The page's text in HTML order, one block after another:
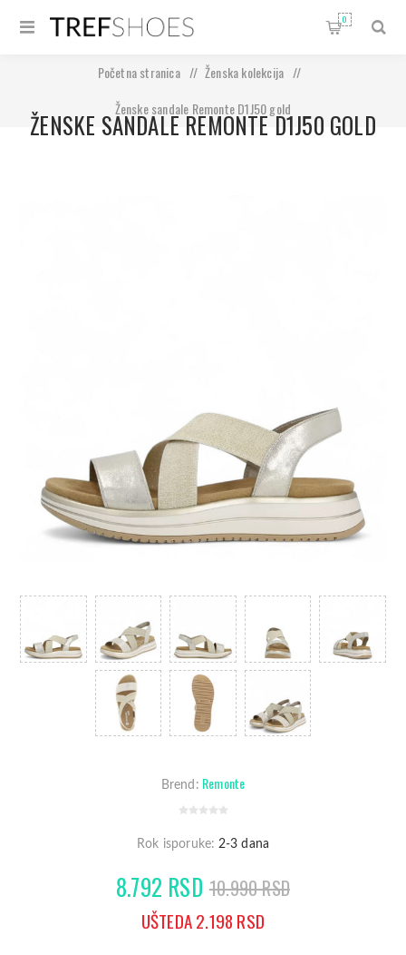
0
Početna stranica / Ženska kolekcija
/
Ženske sandale Remonte D1J50 gold
ŽENSKE SANDALE REMONTE D1J50 GOLD
Brend: Remonte
Rok isporuke: 2-3 dana
8.792 RSD 10.990 RSD
UŠTEDA 2.198 RSD